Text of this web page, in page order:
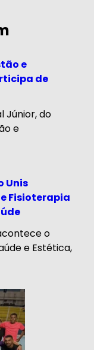
e
de
Júnior, do
e
Unis
Fisioterapia
o
e Estética,